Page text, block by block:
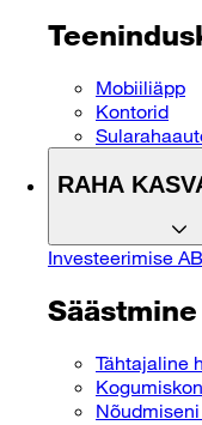
Mobiiliäpp
Kontorid
RAHA
Investeerimise
Säästmine
Tähtajaline